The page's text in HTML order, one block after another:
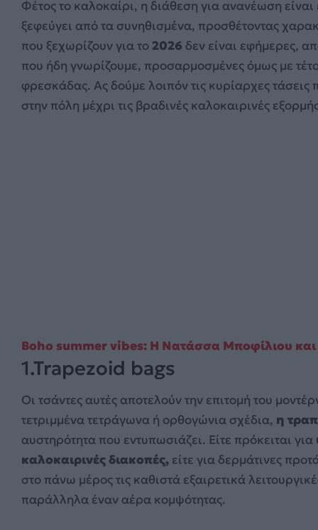
Φέτος το καλοκαίρι, η διάθεση για ανανέωση
ξεφεύγει από τα συνηθισμένα, προσθέτοντας
που ξεχωρίζουν για το 2026 δεν είναι εφήμερες,
που ήδη γνωρίζουμε, προσαρμοσμένες όμως με
φρεσκάδας. Ας δούμε λοιπόν τις κυρίαρχες
στην πόλη μέχρι τις βραδινές καλοκαιρινές
Boho summer vibes: Η Νατάσσα Μποφίλιου
1.Trapezoid bags
Οι τσάντες αυτές αποτελούν την επιτομή του
τετριμμένα τετράγωνα ή ορθογώνια σχέδια, η
αυστηρότητα που εντυπωσιάζει. Είτε πρόκειται για
καλοκαιρινές διακοπές, είτε για δερμάτινες
στο πάνω μέρος τις καθιστά εξαιρετικά
παράλληλα έναν αέρα κομψότητας.